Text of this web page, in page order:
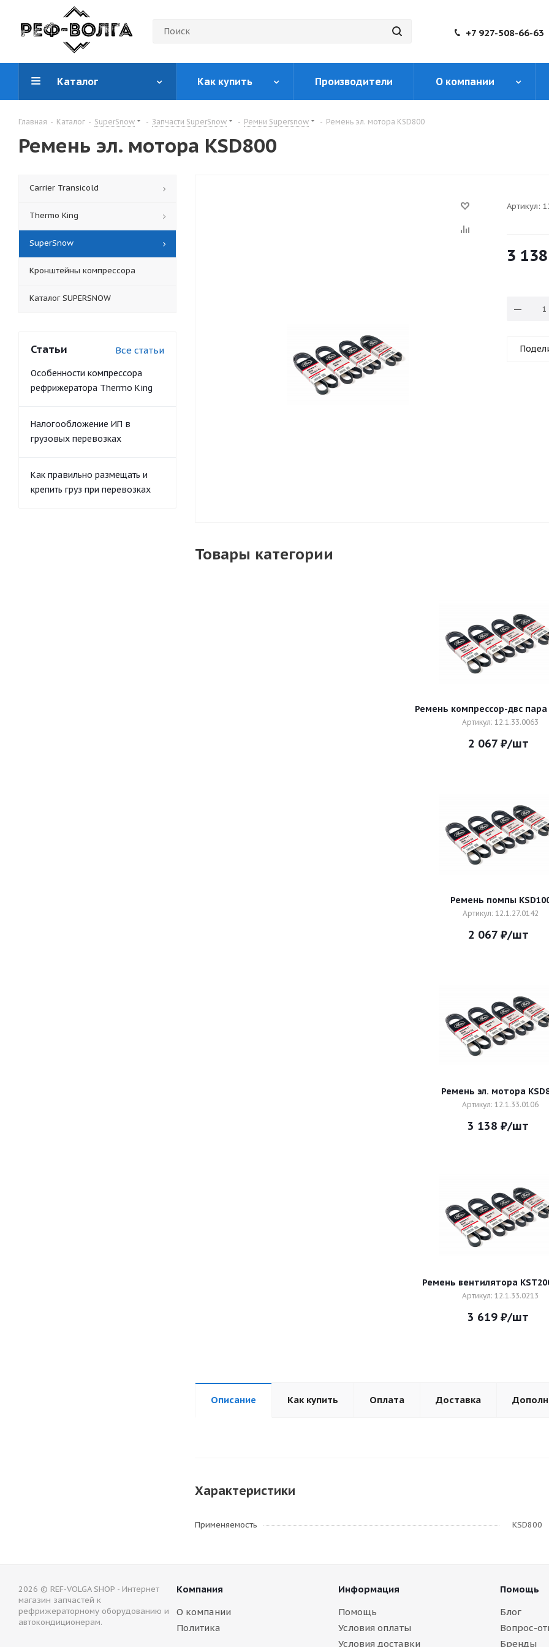
+7 927-508-66-63
Каталог Как купить Производители О компании
Главная - Каталог - SuperSnow - Запчасти SuperSnow - Ремни Supersnow - Ремень эл. мотора KSD800
Ремень эл. мотора KSD800
Артикул:
3 138
Товары категории
Ремень компрессор-двс пара
Артикул: 12.1.33.0063
2 067₽/шт
Ремень помпы
Артикул: 12.1.27.0142
2 067₽/шт
Ремень эл. мотора
Артикул: 12.1.33.0106
3 138 ₽/шт
Ремень вентилятора
Артикул: 12.1.33.0213
3 619 ₽/шт
Описание Как купить Оплата Доставка
Характеристики
Применяемость KSD800
Carrier Transicold
Thermo King
SuperSnow
Кронштейны компрессора
Каталог SUPERSNOW
Статьи Все статьи
Особенности компрессора
рефрижератора Thermo King
Налогообложение ИП в
грузовых перевозках
Как правильно размещать и
крепить груз при перевозках
2026 © REF-VOLGA SHOP - Интернет
магазин запчастей к
рефрижераторному оборудованию и
автокондиционерам.
Компания
О компании
Политика
Информация
Помощь
Условия оплаты
Условия доставки
Помощь
Блог
Вопрос-
Бренды